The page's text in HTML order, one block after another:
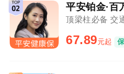
平安铂金·百
67.89元起